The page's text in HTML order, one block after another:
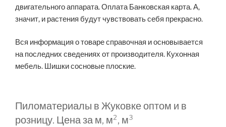
двигательного аппарата. Оплата Банковская карта. А,
значит, и растения будут чувствовать себя прекрасно.
Вся информация о товаре справочная и основывается
на последних сведениях от производителя. Кухонная
мебель. Шишки сосновые плоские.
Пиломатериалы в Жуковке оптом и в
розницу. Цена за м, м², м³